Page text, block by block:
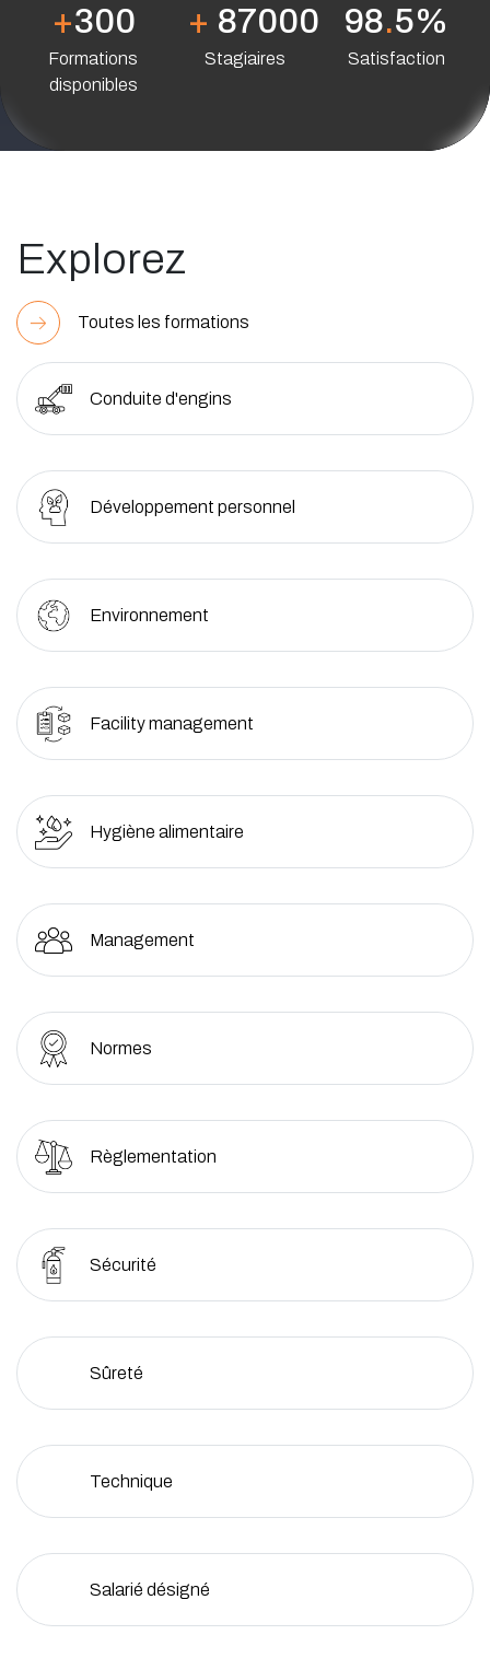
+300
Formations
disponibles
+ 87000
Stagiaires
98.5%
Satisfaction
Explorez
Toutes les formations
Conduite d'engins
Développement personnel
Environnement
Facility management
Hygiène alimentaire
Management
Normes
Règlementation
Sécurité
Sûreté
Technique
Salarié désigné